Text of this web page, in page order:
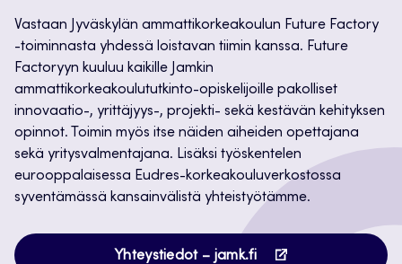
Vastaan Jyväskylän ammattikorkeakoulun Future Factory
-toiminnasta yhdessä loistavan tiimin kanssa. Future
Factoryyn kuuluu kaikille Jamkin
ammattikorkeakoulututkinto-opiskelijoille pakolliset
innovaatio-, yrittäjyys-, projekti- sekä kestävän kehityksen
opinnot. Toimin myös itse näiden aiheiden opettajana
sekä yritysvalmentajana. Lisäksi työskentelen
eurooppalaisessa Eudres-korkeakouluverkostossa
syventämässä kansainvälistä yhteistyötämme.
Yhteystiedot – jamk.fi
Avautuu